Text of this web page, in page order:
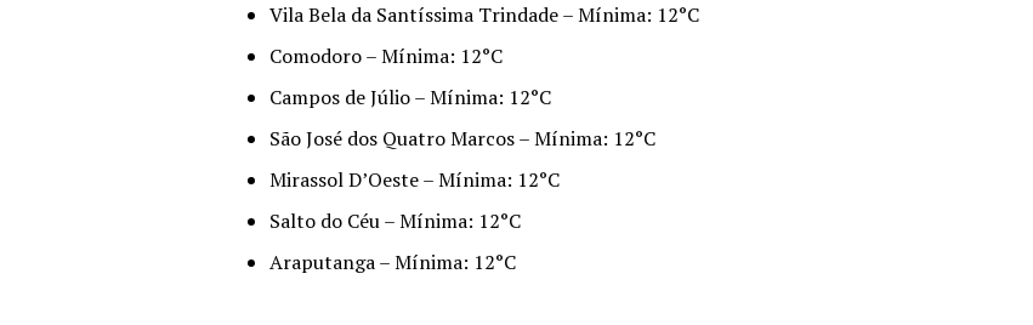
Vila Bela da Santíssima Trindade – Mínima: 12°C
Comodoro – Mínima: 12°C
Campos de Júlio – Mínima: 12°C
São José dos Quatro Marcos – Mínima: 12°C
Mirassol D’Oeste – Mínima: 12°C
Salto do Céu – Mínima: 12°C
Araputanga – Mínima: 12°C